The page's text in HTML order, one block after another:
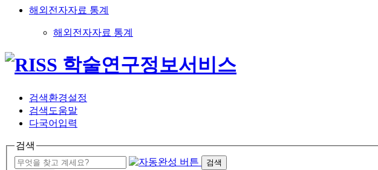
해외전자자료 통계
해외전자자료 통계
검색환경설정
검색도움말
다국어입력
검색
검색